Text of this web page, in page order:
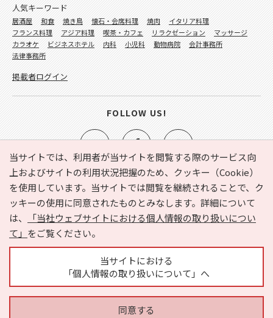
当サイトでは、利用者が当サイトを閲覧する際のサービス向
上およびサイトの利用状況把握のため、クッキー（Cookie）
を使用しています。当サイトでは閲覧を継続されることで、ク
ッキーの使用に同意されたものとみなします。詳細について
は、
「当社ウェブサイトにおける個人情報の取り扱いについ
て」 をご覧ください。
当サイトにおける
「個人情報の取り扱いについて」へ
同意する
e-NAVITA（イーナビタ）とは？ お気に入り
ヘルプ
利用規約
個人情報の取り扱いについて
運営会社
サイトマップ
広告掲載に関するお問い合わせ
人気キーワード
居酒屋 和食 焼き鳥 懐石・会席料理 焼肉
イタリア料理
フランス料理
アジア料理 喫茶・カフェ リラクゼーション
マッサージ
カラオケ
ビジネスホテル 内科 小児科 動物病院
会計事務所
法律事務所
掲載者ログイン
FOLLOW US!